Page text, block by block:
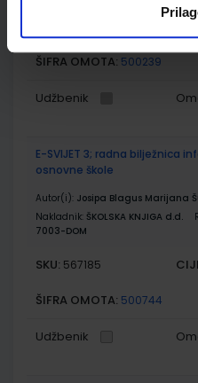
ŠIFRA OMOTA: 500239
Udžbenik
E-SVIJET 3; radna bilježnica
osnovne škole
Autor(i): Josipa Blagus Marijana
Nakladnik: ŠKOLSKA KNJIGA d.d.
7003-DOM
SKU: 567185
ŠIFRA OMOTA: 500744
Udžbenik